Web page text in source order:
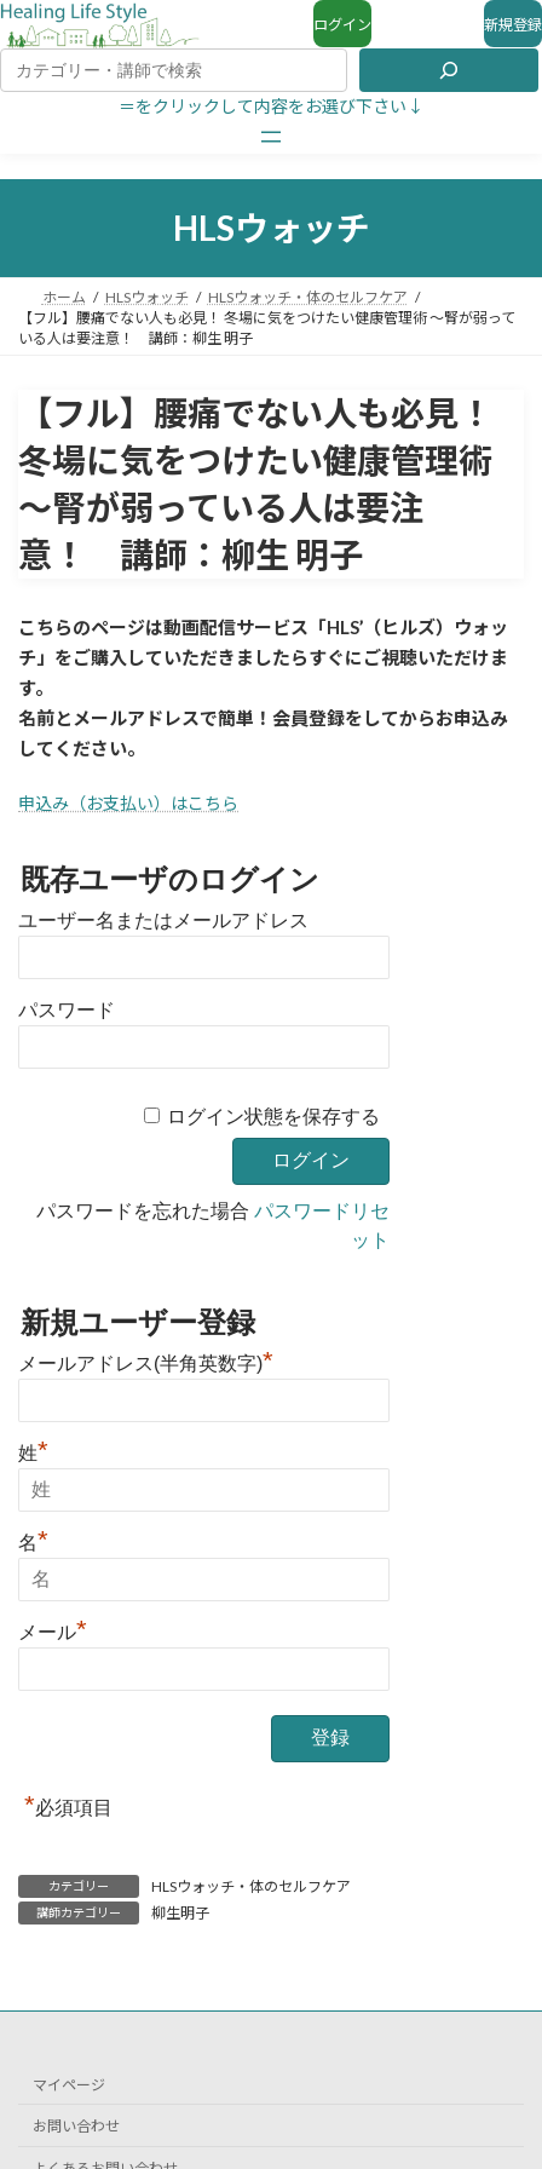
ログイン 新規登録
＝をクリックして内容をお選び下さい↓
HLSウォッチ
ホーム HLSウォッチ
HLSウォッチ・体のセルフケア
【フル】腰痛でない人も必見！ 冬場に気をつけたい健康管理術 ～腎が弱って
いる人は要注意！ 講師：柳生 明子
【フル】腰痛でない人も必見！
冬場に気をつけたい健康管理術
～腎が弱っている人は要注
意！ 講師：柳生 明子
こちらのページは動画配信サービス「HLS’（ヒルズ）ウォッ
チ」をご購入していただきましたらすぐに ご視聴いただけま
す。
名前とメールアドレスで簡単！会員登録をしてからお申込み
してください。
申込み（お支払い）はこちら
既存ユーザのログイン
ユーザー名またはメールアドレス
パスワード
ログイン状態を保存する
パスワードを忘れた場合パスワードリセ
ット
新規ユーザー登録
メールアドレス(半角英数字)*
姓*
名*
メール*
*必須項目
カテゴリー HLSウォッチ・体のセルフケア
講師カテゴリー 柳生明子
マイページ
お問い合わせ